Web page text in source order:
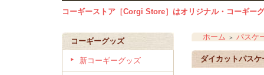
コーギーストア［Corgi Store］はオリジナル・コーギー
コーギーグッズ
新コーギーグッズ
ホーム ＞ パスケ
ダイカットパスケ